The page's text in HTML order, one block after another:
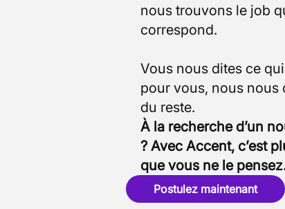
nous trouvons le job
correspond.
Vous nous dites ce
pour vous, nous nous
À la recherche d’un
? Avec Accent, c’est
que vous ne le
Postulez maintenant